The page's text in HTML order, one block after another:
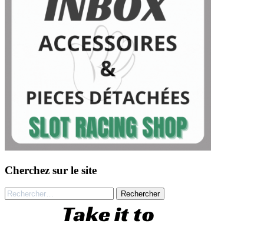
Cherchez sur le site
Rechercher :